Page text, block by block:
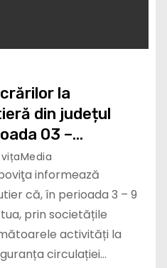
la
din județul
03 –
informează
că, în perioada 3 – 9
prin societățile
activități la
circulației…